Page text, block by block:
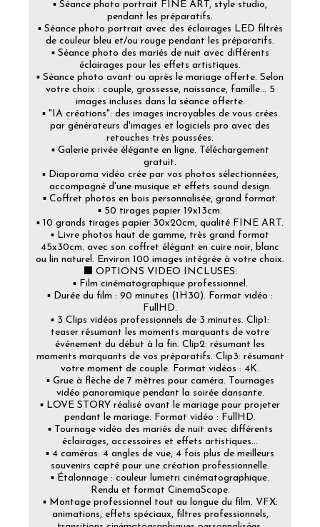
▪️ Séance photo portrait FINE ART, style studio,
pendant les préparatifs.
▪️ Séance photo portrait avec des éclairages LED filtrés
de couleur bleu et/ou rouge pendant les préparatifs.
▪️ Séance photo des mariés de nuit avec différents
éclairages pour les effets artistiques.
▪️ Séance photo avant ou après le mariage offerte. Selon
votre choix : couple, grossesse, naissance, famille... 5
images incluses dans la séance offerte.
▪️ "IA créations": des images incroyables de vous crées
par générateurs d'images et logiciels pro avec des
retouches très poussées.
▪️ Galerie privée élégante en ligne. Téléchargement
gratuit.
▪️ Diaporama vidéo crée par vos photos sélectionnées,
accompagné d'une musique et effets sound design.
▪️ Coffret photos en bois personnalisée, grand format.
▪️ 50 tirages papier 19x13cm.
▪️ 10 grands tirages papier 30x20cm, qualité FINE ART.
▪️ Livre photos haut de gamme, très grand format
45x30cm. avec son coffret élégant en cuire noir, blanc
ou lin naturel. Environ 100 images intégrée à votre choix.
⬛ OPTIONS VIDEO INCLUSES:
▪️ Film cinématographique professionnel.
▪️ Durée du film : 90 minutes (1H30). Format vidéo :
FullHD.
▪️ 3 Clips vidéos professionnels de 3 minutes. Clip1:
teaser résumant les moments marquants de votre
événement du début à la fin. Clip2: résumant les
moments marquants de vos préparatifs. Clip3: résumant
votre moment de couple. Format vidéos : 4K.
▪️ Grue à flèche de 7 mètres pour caméra. Tournages
vidéo panoramique pendant la soirée dansante.
▪️ LOVE STORY réalisé avant le mariage pour projeter
pendant le mariage. Format vidéo : FullHD.
▪️ Tournage vidéo des mariés de nuit avec différents
éclairages, accessoires et effets artistiques...
▪️ 4 caméras: 4 angles de vue, 4 fois plus de meilleurs
souvenirs capté pour une création professionnelle.
▪️ Étalonnage : couleur lumetri cinématographique.
Rendu et format CinemaScope.
▪️ Montage professionnel tout au longue du film. VFX:
animations, effets spéciaux, filtres professionnels,